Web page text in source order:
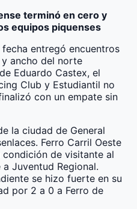
terminó en cero y
equipos piquenses
entregó encuentros
ancho del norte
Eduardo Castex, el
Club y Estudiantil no
con un empate sin
la ciudad de General
Ferro Carril Oeste
de visitante al
Juventud Regional.
se hizo fuerte en su
por 2 a 0 a Ferro de